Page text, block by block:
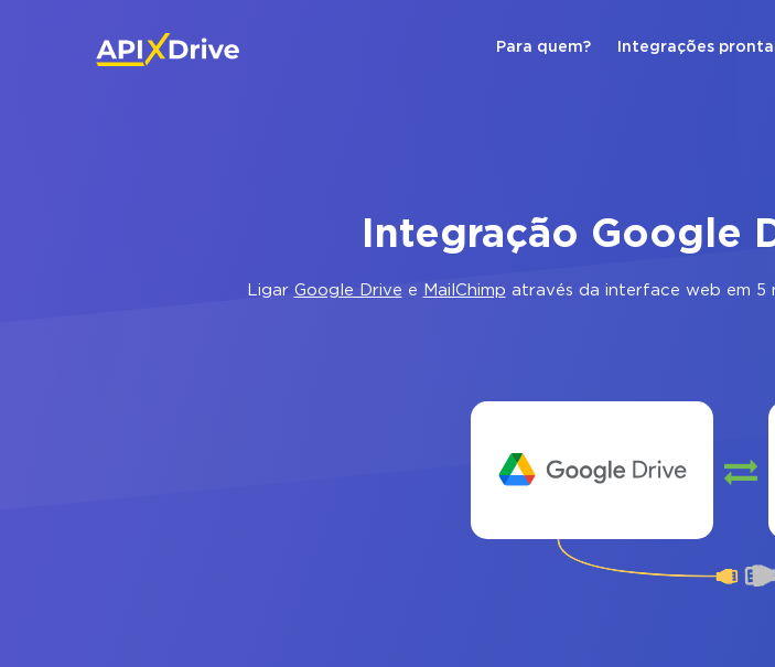
Para quem? Integrações
Integração Google
Ligar Google Drive e MailChimp através da interface web em 5